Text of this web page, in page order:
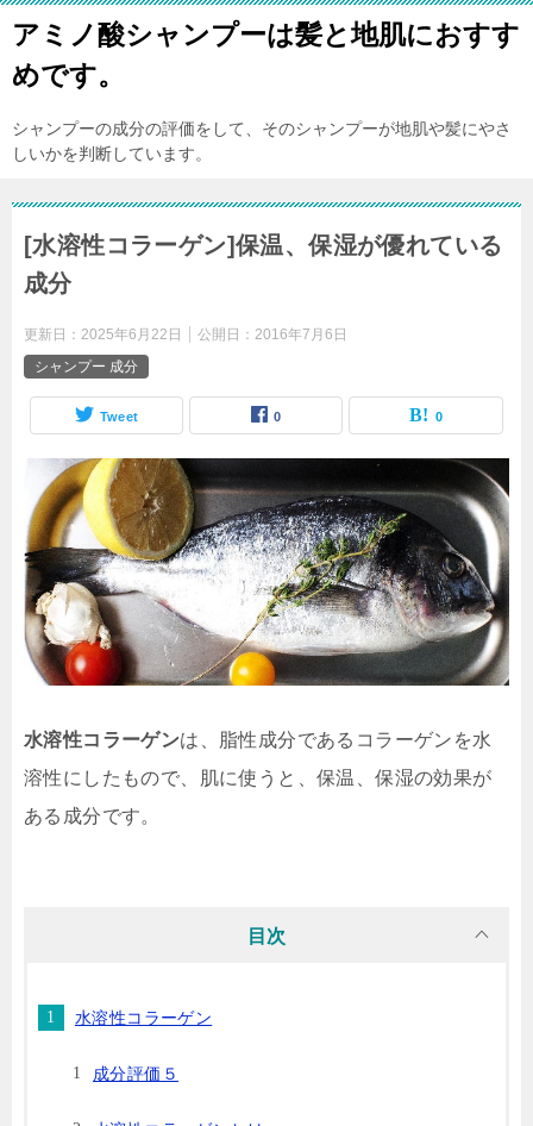
アミノ酸シャンプーは髪と地肌におすす
めです。
シャンプーの成分の評価をして、そのシャンプーが地肌や髪にやさ
しいかを判断しています。
[水溶性コラーゲン]保温、保湿が優れている
成分
更新日： 2025年6月22日 公開日： 2016年7月6日
シャンプー 成分
Tweet 0 0
水溶性コラーゲンは、脂性成分であるコラーゲンを水
溶性にしたもので、肌に使うと、保温、保湿の効果が
ある成分です。
目次
水溶性コラーゲン
成分評価５